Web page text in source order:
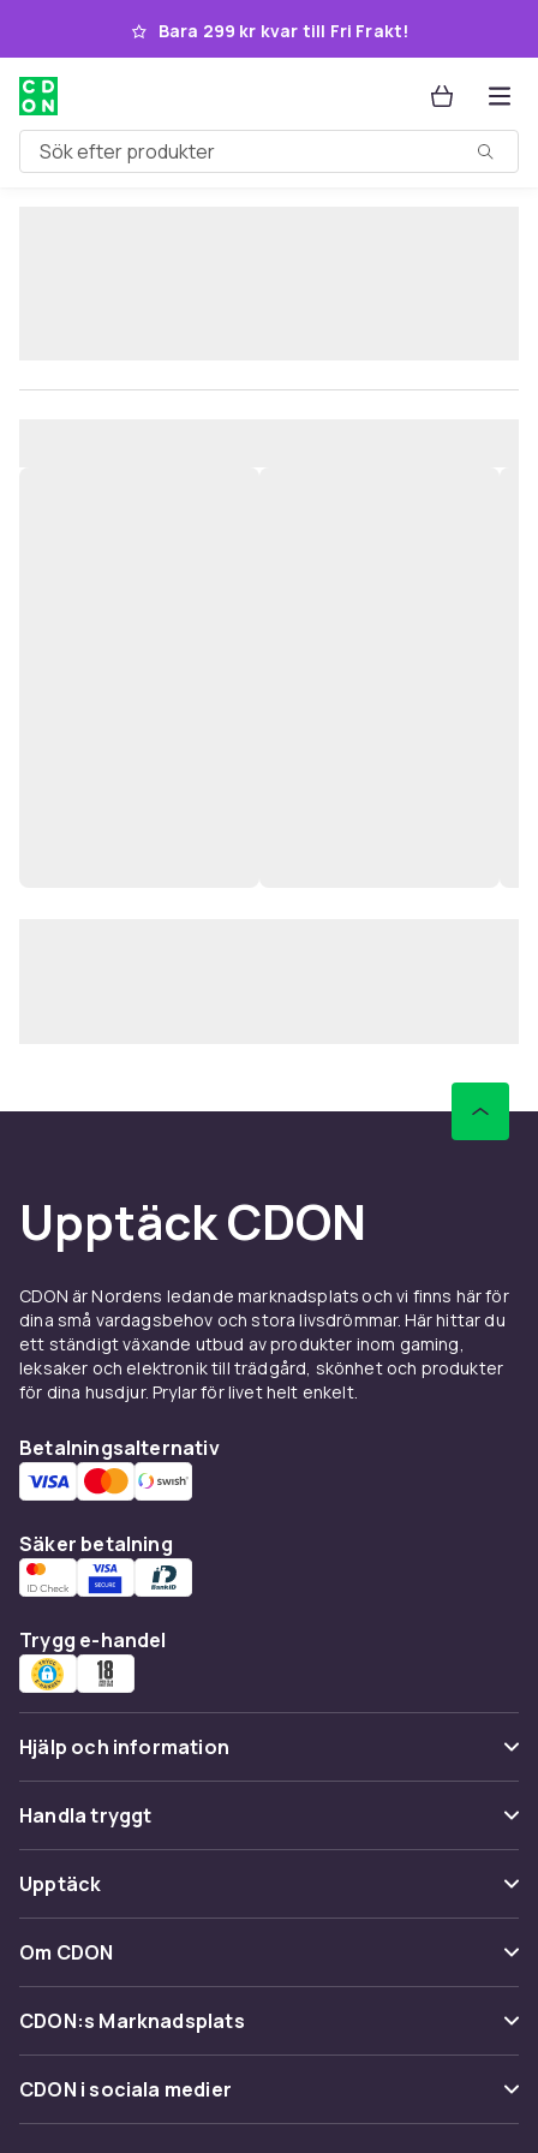
Hoppa till huvudinnehållet
Bara 299 kr kvar till Fri Frakt!
Sök efter produkter
Upptäck CDON
CDON är Nordens ledande marknadsplats och vi finns här för
dina små vardagsbehov och stora livsdrömmar. Här hittar du
ett ständigt växande utbud av produkter inom gaming,
leksaker och elektronik till trädgård, skönhet och produkter
för dina husdjur. Prylar för livet helt enkelt.
Betalningsalternativ
Säker betalning
Trygg e-handel
Hjälp och information
Vanliga frågor
Spåra paket
Ångra & Returnera här
Kundservice
Handla tryggt
Betalning
Leverans
Återkallelser
Upptäck
Kategorier
Varumärken
Shopit.se
Om CDON
Om oss
Kundrecensioner
CDON:s Marknadsplats
Sälj på CDON
Bli affiliate
CDON i sociala medier